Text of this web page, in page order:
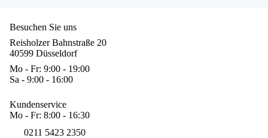
Besuchen Sie uns
Reisholzer Bahnstraße 20
40599 Düsseldorf
Mo - Fr: 9:00 - 19:00
Sa - 9:00 - 16:00
Kundenservice
Mo - Fr: 8:00 - 16:30
0211 5423 2350